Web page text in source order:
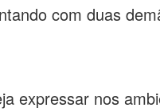
com duas
expressar nos